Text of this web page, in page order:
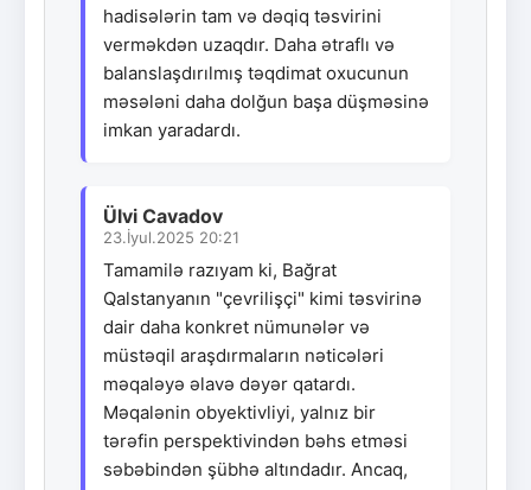
hadisələrin tam və dəqiq təsvirini
verməkdən uzaqdır. Daha ətraflı və
balanslaşdırılmış təqdimat oxucunun
məsələni daha dolğun başa düşməsinə
imkan yaradardı.
Ülvi Cavadov
23.İyul.2025 20:21
Tamamilə razıyam ki, Bağrat
Qalstanyanın "çevrilişçi" kimi təsvirinə
dair daha konkret nümunələr və
müstəqil araşdırmaların nəticələri
məqaləyə əlavə dəyər qatardı.
Məqalənin obyektivliyi, yalnız bir
tərəfin perspektivindən bəhs etməsi
səbəbindən şübhə altındadır. Ancaq,